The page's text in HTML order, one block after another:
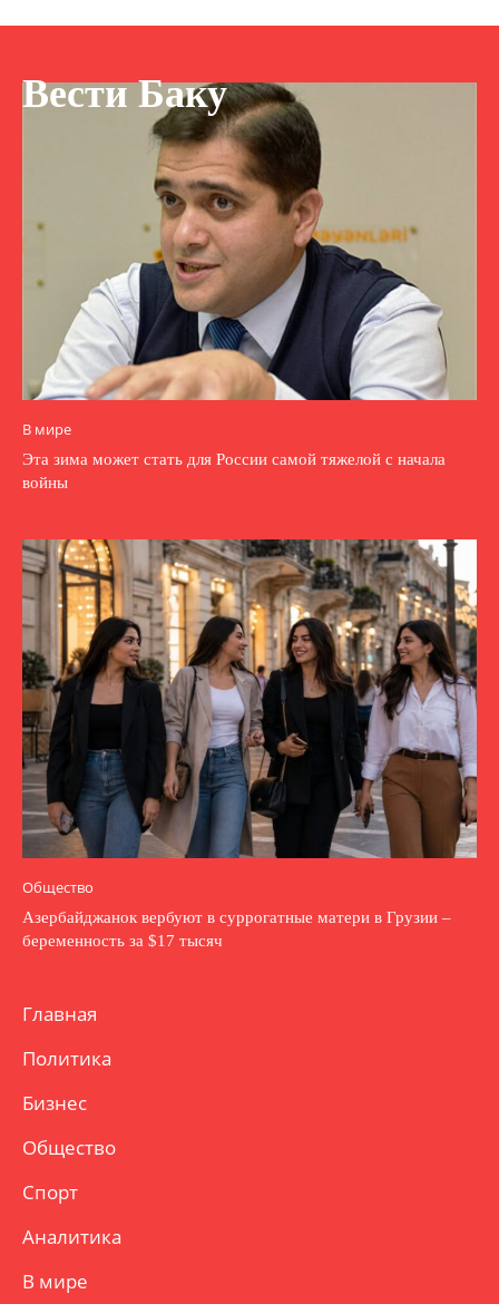
Вести Баку
В мире
Эта зима может стать для России самой тяжелой с начала
войны
Общество
Азербайджанок вербуют в суррогатные матери в Грузии –
беременность за $17 тысяч
Главная
Политика
Бизнес
Общество
Спорт
Аналитика
В мире